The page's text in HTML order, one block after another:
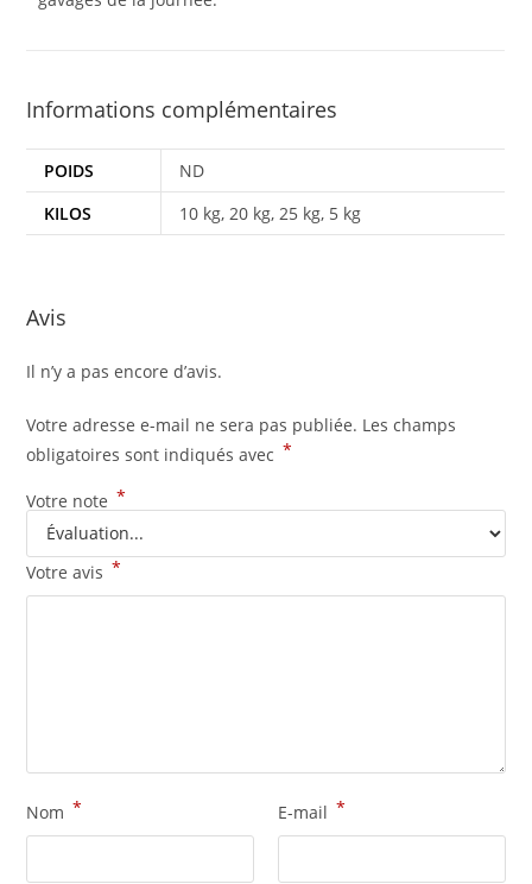
Informations complémentaires
POIDS
ND
KILOS
10 kg, 20 kg, 25 kg, 5 kg
Avis
Il n’y a pas encore d’avis.
Votre adresse e-mail ne sera pas publiée. Les champs
obligatoires sont indiqués avec *
Votre note *
Votre avis *
Nom * E-mail *